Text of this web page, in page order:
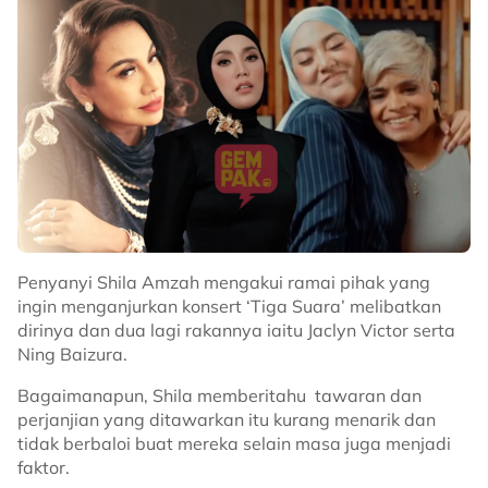
Penyanyi Shila Amzah mengakui ramai pihak yang
ingin menganjurkan konsert ‘Tiga Suara’ melibatkan
dirinya dan dua lagi rakannya iaitu Jaclyn Victor serta
Ning Baizura.
Bagaimanapun, Shila memberitahu tawaran dan
perjanjian yang ditawarkan itu kurang menarik dan
tidak berbaloi buat mereka selain masa juga menjadi
faktor.